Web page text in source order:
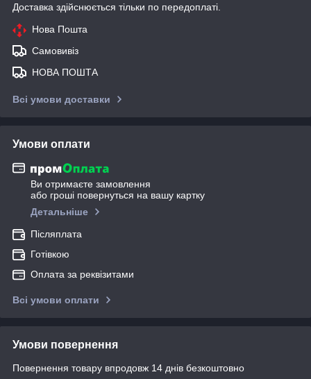
Доставка здійснюється тільки по передоплаті.
Нова Пошта
Самовивіз
НОВА ПОШТА
Всі умови доставки
Умови оплати
Ви отримаєте замовлення
або гроші повернуться на вашу картку
Детальніше
Післяплата
Готівкою
Оплата за реквізитами
Всі умови оплати
Умови повернення
Повернення товару впродовж 14 днів безкоштовно